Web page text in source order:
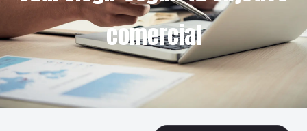
comercial